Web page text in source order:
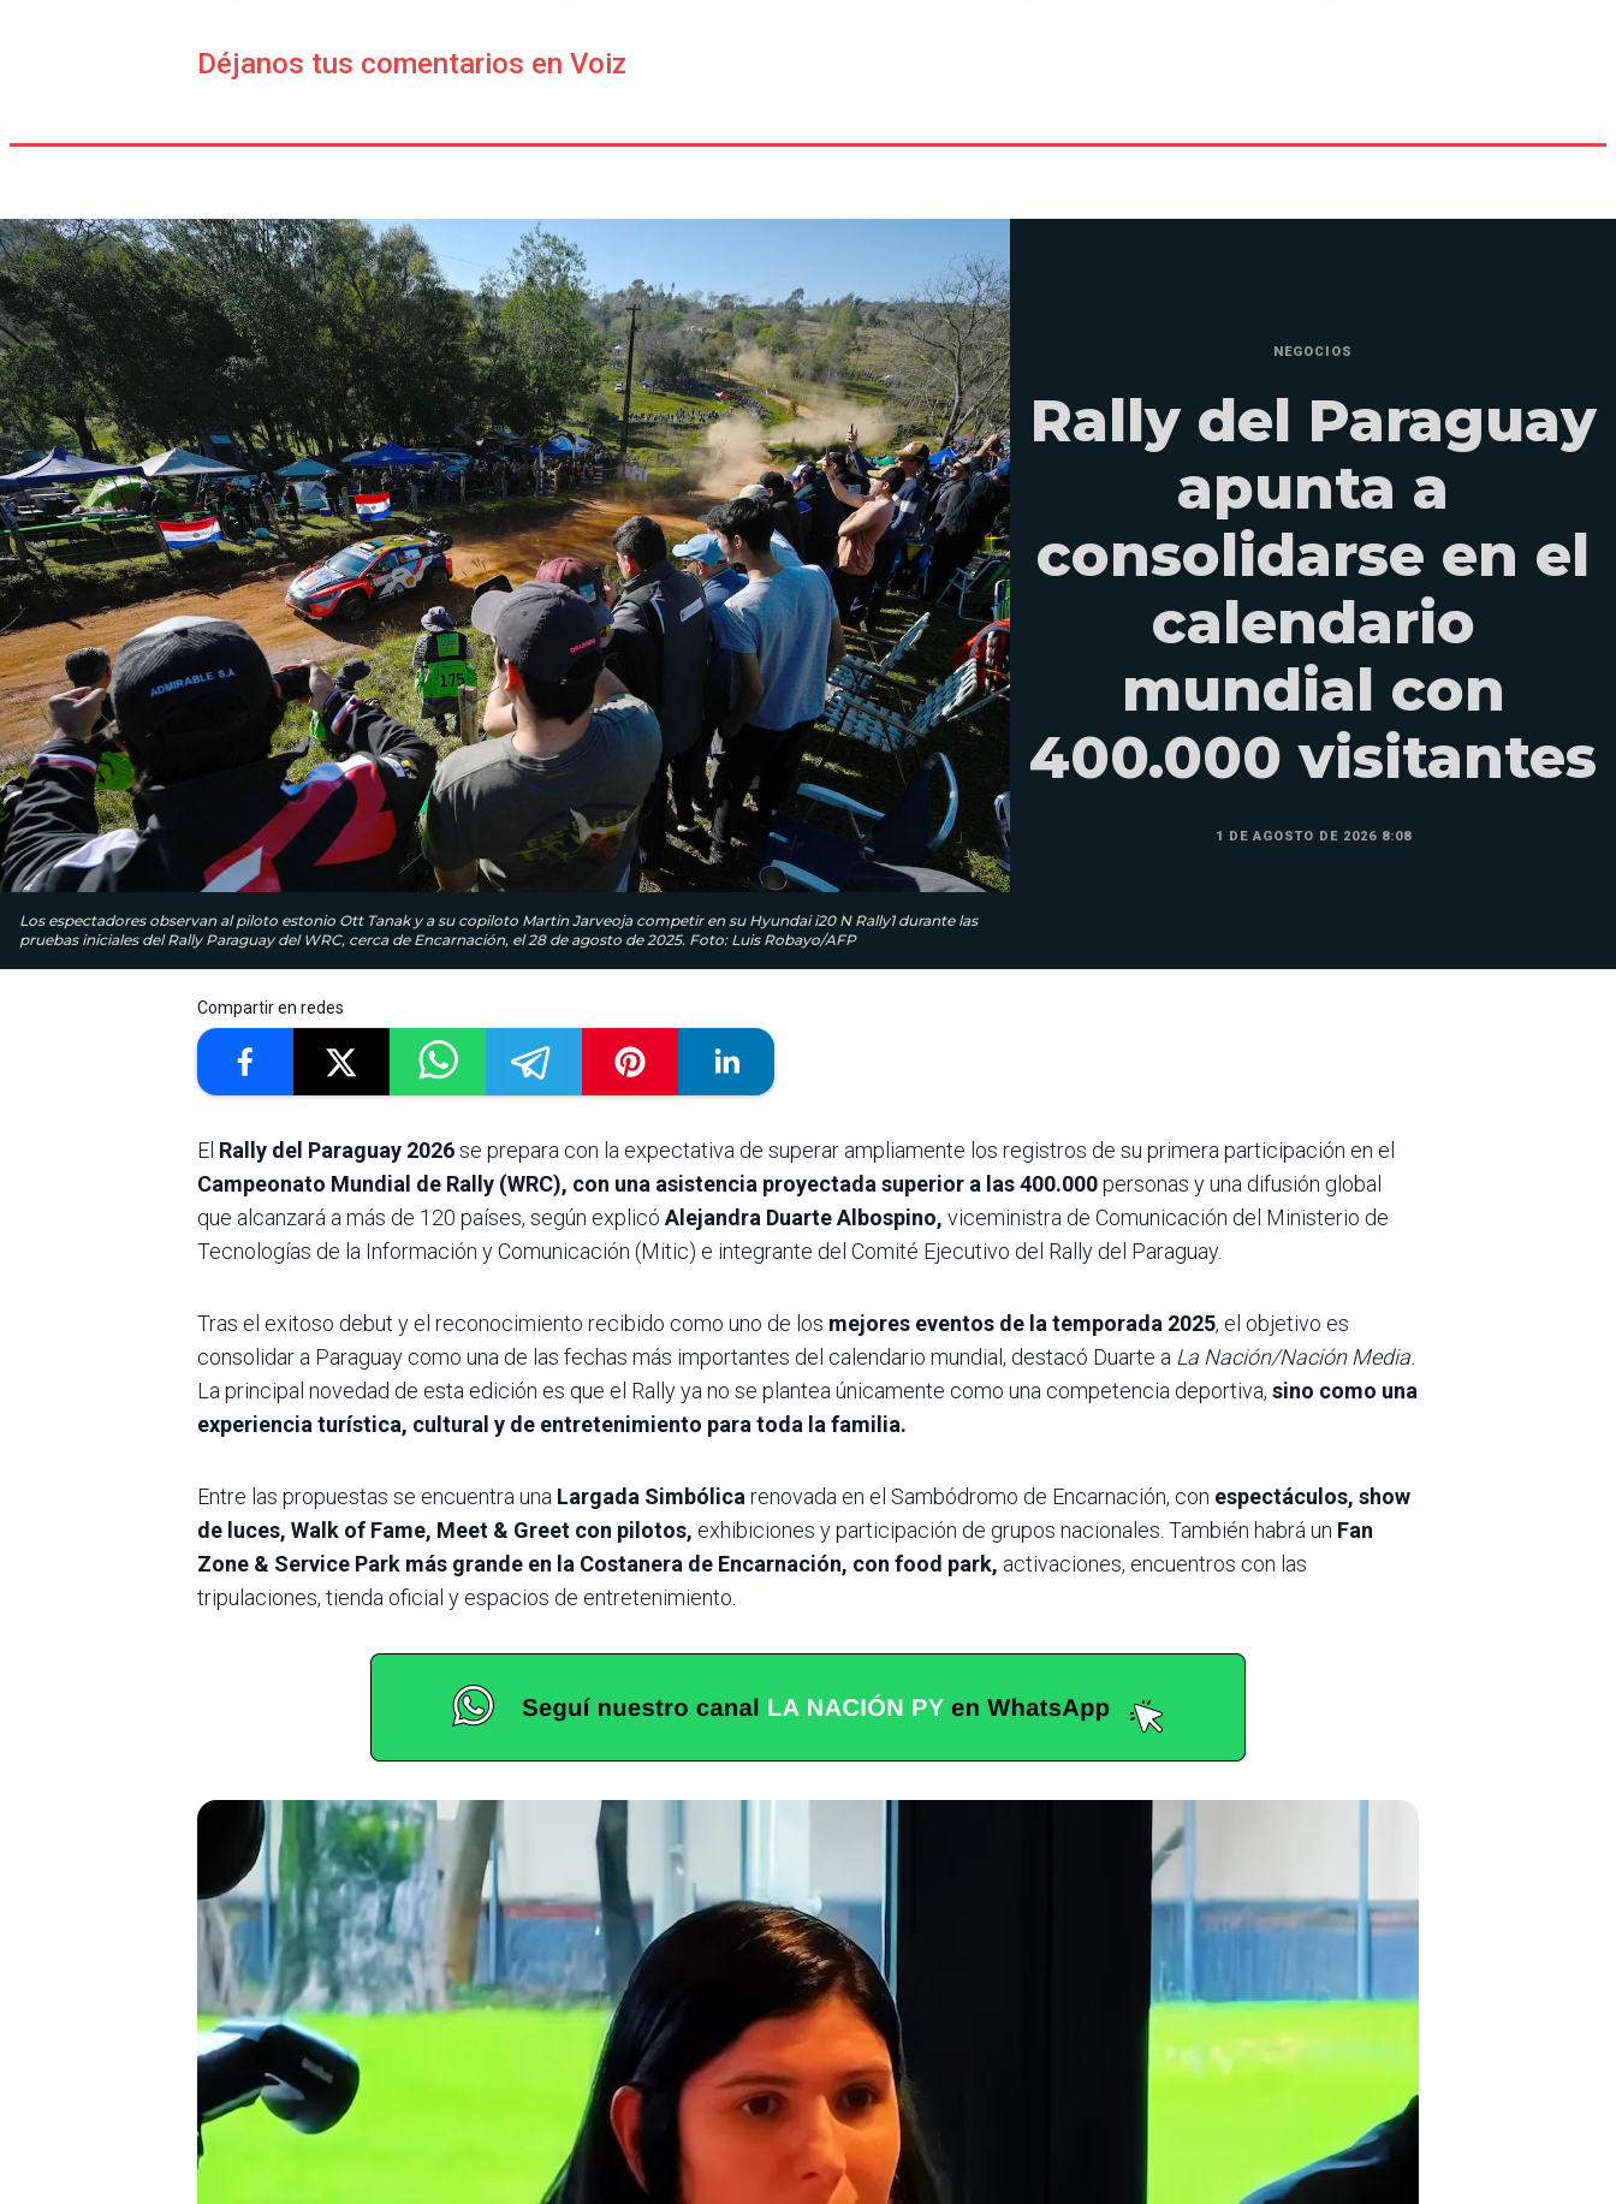
Déjanos tus comentarios en Voiz
Los espectadores observan al piloto estonio Ott Tanak y a su copiloto Martin Jarveoja competir en su Hyundai i20 N Rally1 durante las
pruebas iniciales del Rally Paraguay del WRC, cerca de Encarnación, el 28 de agosto de 2025. Foto: Luis Robayo/AFP
NEGOCIOS
Rally del Paraguay
apunta a
consolidarse en el
calendario
mundial con
400.000 visitantes
1 DE AGOSTO DE 2026 8:08
Compartir en redes
El Rally del Paraguay 2026se prepara con la expectativa de superar ampliamente los registros de su primera participación en el
Campeonato Mundial de Rally (WRC), con una asistencia proyectada superior a las 400.000personas y una difusión global
que alcanzará a más de 120 países, según explicó Alejandra Duarte Albospino, viceministra de Comunicación del Ministerio de
Tecnologías de la Información y Comunicación (Mitic) e integrante del Comité Ejecutivo del Rally del Paraguay.
Tras el exitoso debut y el reconocimiento recibido como uno de los mejores eventos de la temporada 2025, el objetivo es
consolidar a Paraguay como una de las fechas más importantes del calendario mundial, destacó Duarte a La Nación/Nación Media.
La principal novedad de esta edición es que el Rally ya no se plantea únicamente como una competencia deportiva, sino como una
experiencia turística, cultural y de entretenimiento para toda la familia.
Entre las propuestas se encuentra una Largada Simbólica renovada en el Sambódromo de Encarnación, con espectáculos, show
de luces, Walk of Fame, Meet & Greet con pilotos, exhibiciones y participación de grupos nacionales. También habrá un Fan
Zone & Service Park más grande en la Costanera de Encarnación, con food park, activaciones, encuentros con las
tripulaciones, tienda oficial y espacios de entretenimiento.